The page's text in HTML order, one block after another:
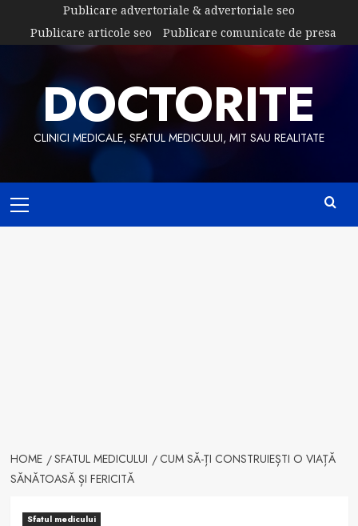
content
Publicare advertoriale & advertoriale seo
Publicare articole seo
Publicare comunicate de presa
DOCTORITE
CLINICI MEDICALE, SFATUL MEDICULUI, MIT SAU REALITATE
Menu
HOME SFATUL MEDICULUI
CUM SĂ-ȚI CONSTRUIEȘTI O VIAȚĂ
SĂNĂTOASĂ ȘI FERICITĂ
Sfatul medicului